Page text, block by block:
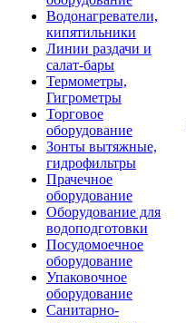
Водонагреватели,
кипятильники
Линии раздачи и
салат-бары
Термометры,
Гигрометры
Торговое
оборудование
Зонты вытяжные,
гидрофильтры
Прачечное
оборудование
Оборудование для
водоподготовки
Посудомоечное
оборудование
Упаковочное
оборудование
Санитарно-